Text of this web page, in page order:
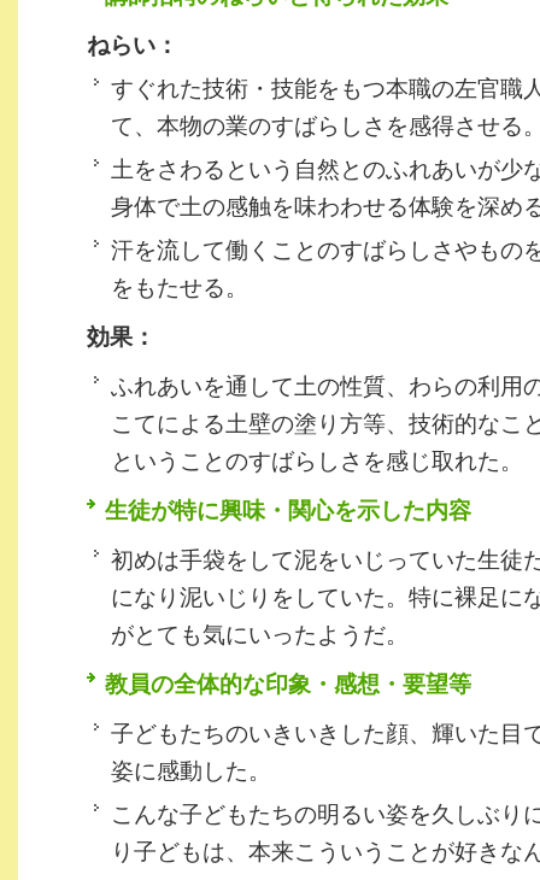
ねらい：
すぐれた技術・技能をもつ本職の左官職
て、本物の業のすばらしさを感得させる
土をさわるという自然とのふれあいが少
身体で土の感触を味わわせる体験を深め
汗を流して働くことのすばらしさやもの
をもたせる。
効果：
ふれあいを通して土の性質、わらの利用
こてによる土壁の塗り方等、技術的なこ
ということのすばらしさを感じ取れた。
生徒が特に興味・関心を示した内容
初めは手袋をして泥をいじっていた生徒
になり泥いじりをしていた。特に裸足に
がとても気にいったようだ。
教員の全体的な印象・感想・要望等
子どもたちのいきいきした顔、輝いた目
姿に感動した。
こんな子どもたちの明るい姿を久しぶり
り子どもは、本来こういうことが好きな